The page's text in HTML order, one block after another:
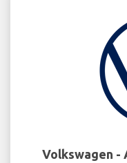
Volkswagen -